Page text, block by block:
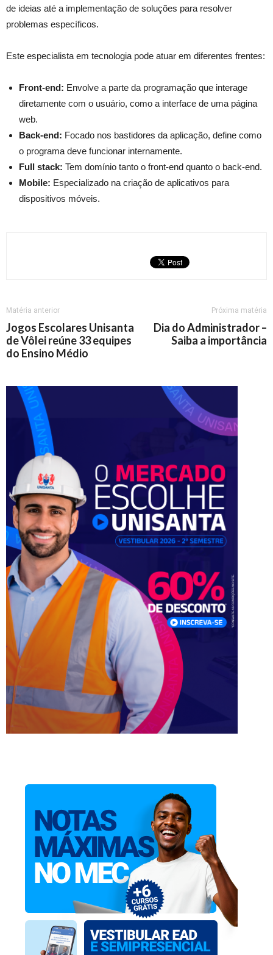
de ideias até a implementação de soluções para resolver
problemas específicos.
Este especialista em tecnologia pode atuar em diferentes frentes:
Front-end: Envolve a parte da programação que interage
diretamente com o usuário, como a interface de uma página
web.
Back-end: Focado nos bastidores da aplicação, define como
o programa deve funcionar internamente.
Full stack: Tem domínio tanto o front-end quanto o back-end.
Mobile: Especializado na criação de aplicativos para
dispositivos móveis.
Matéria anterior
Jogos Escolares Unisanta
de Vôlei reúne 33 equipes
do Ensino Médio
Próxima matéria
Dia do Administrador –
Saiba a importância